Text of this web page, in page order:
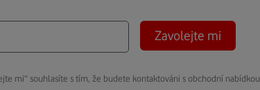
Zavolejte mi
mi“ souhlasíte s tím, že budete kontaktováni s obchodní nabídkou.